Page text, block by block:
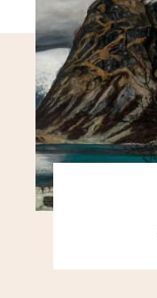
Et ruvende
sterk